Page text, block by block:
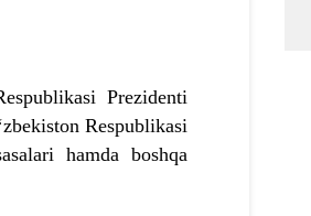
Prezidenti
Respublikasi
hamda boshqa